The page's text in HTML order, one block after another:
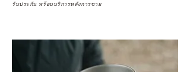
รับประกัน พร้อมบริการหลังการขาย